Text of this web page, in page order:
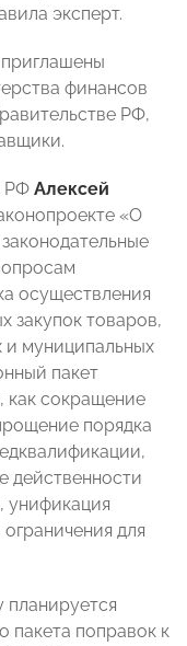
эксперт.
финансов
РФ,
РФ Алексей
«О
осуществления
закупок товаров,
и муниципальных
пакет
как сокращение
порядка
действенности
унификация
для
планируется
пакета поправок к